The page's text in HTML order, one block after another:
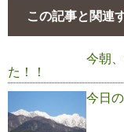
この記事と関連
今朝
た！！
今日